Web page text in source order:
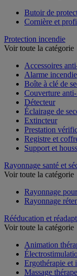
Butoir de
Cornière et
Protection incendie
Voir toute la catégorie
Accessoires
Alarme incendie
Boîte à clé de
Couverture
Détecteur
Éclairage de
Extincteur
Prestation
Registre et
Support et
Rayonnage santé et
Voir toute la catégorie
Rayonnage
Rayonnage
Rééducation et
Voir toute la catégorie
Animation
Ergothérapie et
Massage